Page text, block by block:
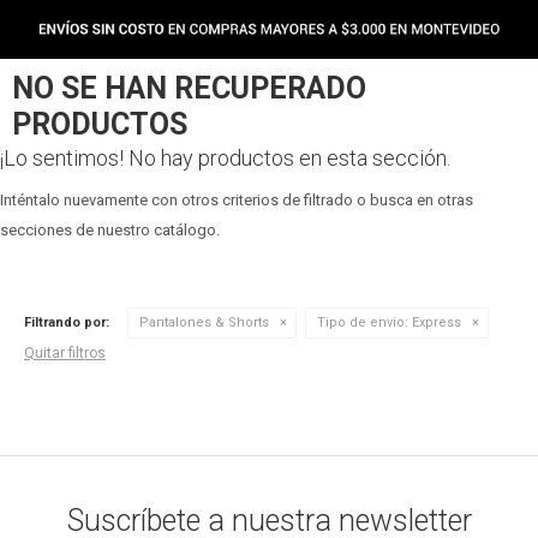
NO SE HAN RECUPERADO
PRODUCTOS
¡Lo sentimos! No hay productos en esta sección.
Inténtalo nuevamente con otros criterios de filtrado o busca en otras
secciones de nuestro catálogo.
Filtrando por: Pantalones & Shorts Tipo de envio: Express
Quitar filtros
Suscríbete a nuestra newsletter